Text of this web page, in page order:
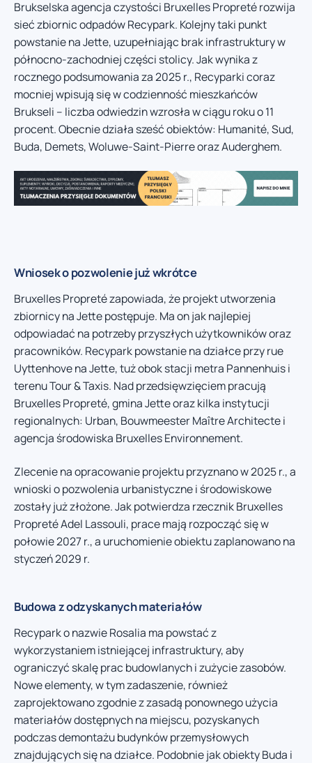
Brukselska agencja czystości Bruxelles Propreté rozwija
sieć zbiornic odpadów Recypark. Kolejny taki punkt
powstanie na Jette, uzupełniając brak infrastruktury w
północno-zachodniej części stolicy. Jak wynika z
rocznego podsumowania za 2025 r., Recyparki coraz
mocniej wpisują się w codzienność mieszkańców
Brukseli – liczba odwiedzin wzrosła w ciągu roku o 11
procent. Obecnie działa sześć obiektów: Humanité, Sud,
Buda, Demets, Woluwe-Saint-Pierre oraz Auderghem.
Wniosek o pozwolenie już wkrótce
Bruxelles Propreté zapowiada, że projekt utworzenia
zbiornicy na Jette postępuje. Ma on jak najlepiej
odpowiadać na potrzeby przyszłych użytkowników oraz
pracowników. Recypark powstanie na działce przy rue
Uyttenhove na Jette, tuż obok stacji metra Pannenhuis i
terenu Tour & Taxis. Nad przedsięwzięciem pracują
Bruxelles Propreté, gmina Jette oraz kilka instytucji
regionalnych: Urban, Bouwmeester Maître Architecte i
agencja środowiska Bruxelles Environnement.
Zlecenie na opracowanie projektu przyznano w 2025 r., a
wnioski o pozwolenia urbanistyczne i środowiskowe
zostały już złożone. Jak potwierdza rzecznik Bruxelles
Propreté Adel Lassouli, prace mają rozpocząć się w
połowie 2027 r., a uruchomienie obiektu zaplanowano na
styczeń 2029 r.
Budowa z odzyskanych materiałów
Recypark o nazwie Rosalia ma powstać z
wykorzystaniem istniejącej infrastruktury, aby
ograniczyć skalę prac budowlanych i zużycie zasobów.
Nowe elementy, w tym zadaszenie, również
zaprojektowano zgodnie z zasadą ponownego użycia
materiałów dostępnych na miejscu, pozyskanych
podczas demontażu budynków przemysłowych
znajdujących się na działce. Podobnie jak obiekty Buda i